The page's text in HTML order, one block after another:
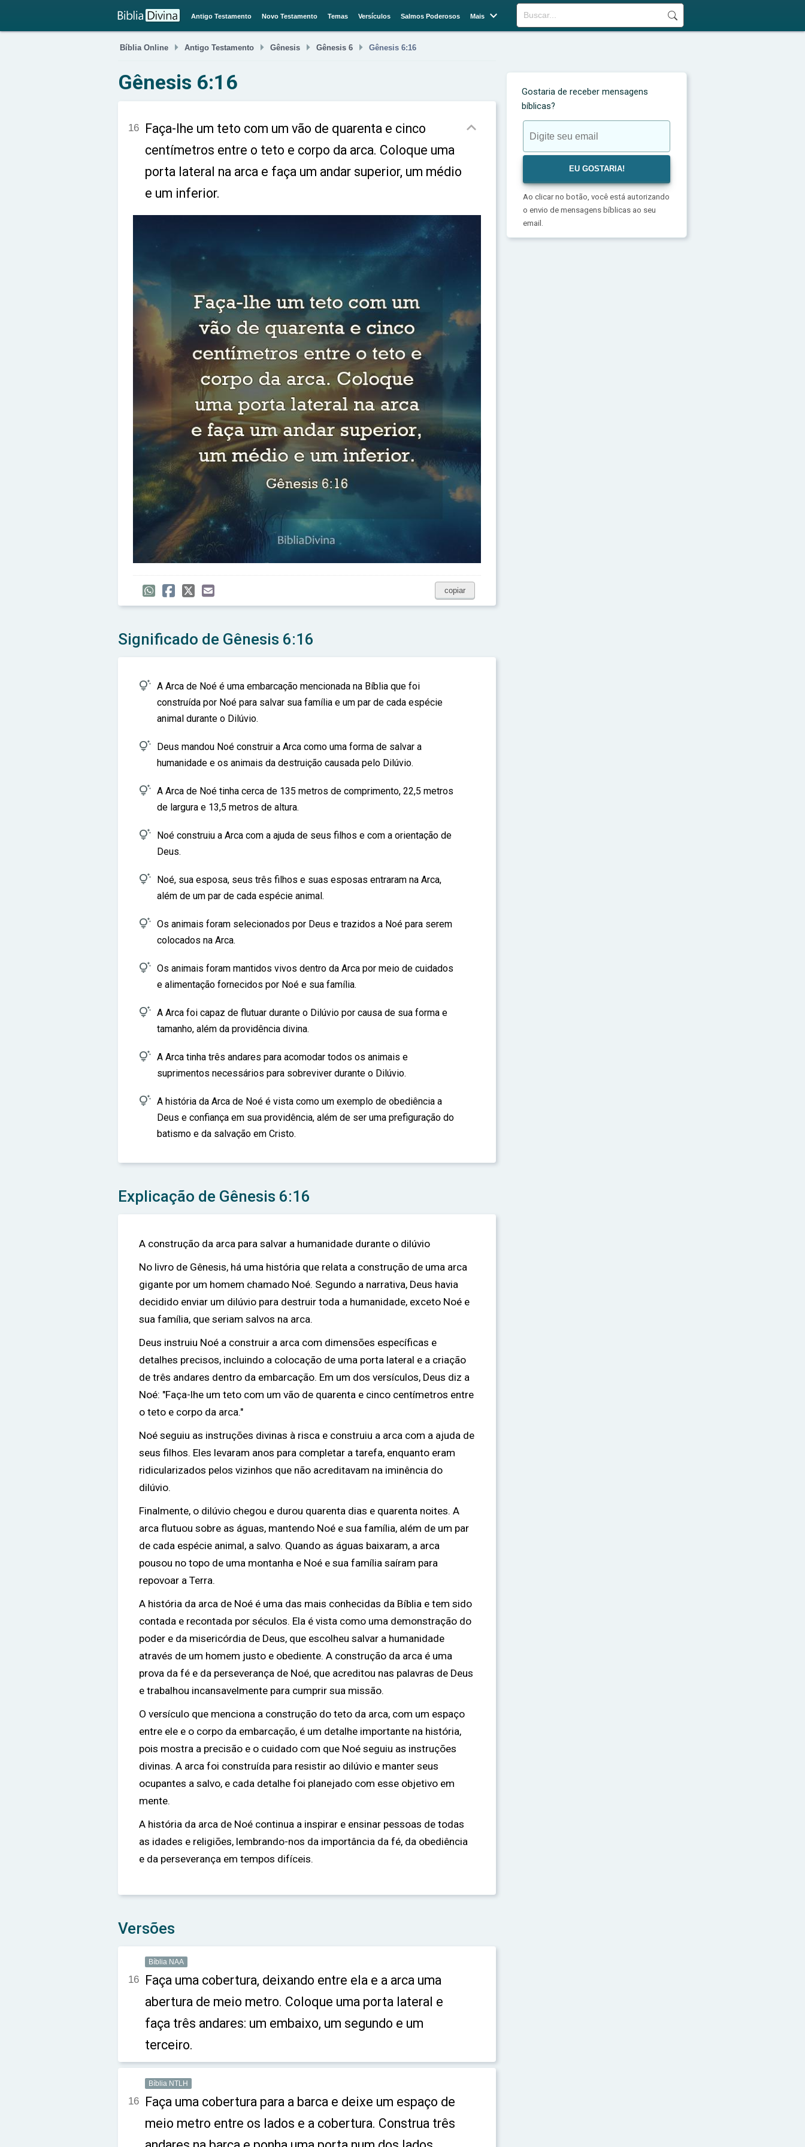
Buscar
Antigo Testamento Novo Testamento Temas Versículos Salmos Poderosos Mais 
Bíblia Online  Antigo Testamento  Gênesis  Gênesis 6  Gênesis 6:16
Gênesis 6:16
16 Faça-lhe um teto com um vão de quarenta e cinco
centímetros entre o teto e corpo da arca. Coloque uma
porta lateral na arca e faça um andar superior, um médio
e um inferior.

copiar
Significado de Gênesis 6:16
 A Arca de Noé é uma embarcação mencionada na Bíblia que foi
construída por Noé para salvar sua família e um par de cada espécie
animal durante o Dilúvio.
 Deus mandou Noé construir a Arca como uma forma de salvar a
humanidade e os animais da destruição causada pelo Dilúvio.
 A Arca de Noé tinha cerca de 135 metros de comprimento, 22,5 metros
de largura e 13,5 metros de altura.
 Noé construiu a Arca com a ajuda de seus filhos e com a orientação de
Deus.
 Noé, sua esposa, seus três filhos e suas esposas entraram na Arca,
além de um par de cada espécie animal.
 Os animais foram selecionados por Deus e trazidos a Noé para serem
colocados na Arca.
 Os animais foram mantidos vivos dentro da Arca por meio de cuidados
e alimentação fornecidos por Noé e sua família.
 A Arca foi capaz de flutuar durante o Dilúvio por causa de sua forma e
tamanho, além da providência divina.
 A Arca tinha três andares para acomodar todos os animais e
suprimentos necessários para sobreviver durante o Dilúvio.
 A história da Arca de Noé é vista como um exemplo de obediência a
Deus e confiança em sua providência, além de ser uma prefiguração do
batismo e da salvação em Cristo.
Explicação de Gênesis 6:16
A construção da arca para salvar a humanidade durante o dilúvio
No livro de Gênesis, há uma história que relata a construção de uma arca
gigante por um homem chamado Noé. Segundo a narrativa, Deus havia
decidido enviar um dilúvio para destruir toda a humanidade, exceto Noé e
sua família, que seriam salvos na arca.
Deus instruiu Noé a construir a arca com dimensões específicas e
detalhes precisos, incluindo a colocação de uma porta lateral e a criação
de três andares dentro da embarcação. Em um dos versículos, Deus diz a
Noé: "Faça-lhe um teto com um vão de quarenta e cinco centímetros entre
o teto e corpo da arca."
Noé seguiu as instruções divinas à risca e construiu a arca com a ajuda de
seus filhos. Eles levaram anos para completar a tarefa, enquanto eram
ridicularizados pelos vizinhos que não acreditavam na iminência do
dilúvio.
Finalmente, o dilúvio chegou e durou quarenta dias e quarenta noites. A
arca flutuou sobre as águas, mantendo Noé e sua família, além de um par
de cada espécie animal, a salvo. Quando as águas baixaram, a arca
pousou no topo de uma montanha e Noé e sua família saíram para
repovoar a Terra.
A história da arca de Noé é uma das mais conhecidas da Bíblia e tem sido
contada e recontada por séculos. Ela é vista como uma demonstração do
poder e da misericórdia de Deus, que escolheu salvar a humanidade
através de um homem justo e obediente. A construção da arca é uma
prova da fé e da perseverança de Noé, que acreditou nas palavras de Deus
e trabalhou incansavelmente para cumprir sua missão.
O versículo que menciona a construção do teto da arca, com um espaço
entre ele e o corpo da embarcação, é um detalhe importante na história,
pois mostra a precisão e o cuidado com que Noé seguiu as instruções
divinas. A arca foi construída para resistir ao dilúvio e manter seus
ocupantes a salvo, e cada detalhe foi planejado com esse objetivo em
mente.
A história da arca de Noé continua a inspirar e ensinar pessoas de todas
as idades e religiões, lembrando-nos da importância da fé, da obediência
e da perseverança em tempos difíceis.
Versões
Bíblia NAA
16 Faça uma cobertura, deixando entre ela e a arca uma
abertura de meio metro. Coloque uma porta lateral e
faça três andares: um embaixo, um segundo e um
terceiro.
Bíblia NTLH
16 Faça uma cobertura para a barca e deixe um espaço de
meio metro entre os lados e a cobertura. Construa três
Gostaria de receber mensagens
bíblicas?
Ao clicar no botão, você está autorizando
o envio de mensagens bíblicas ao seu
email.